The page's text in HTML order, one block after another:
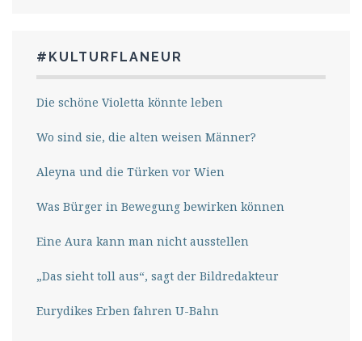
#KULTURFLANEUR
Die schöne Violetta könnte leben
Wo sind sie, die alten weisen Männer?
Aleyna und die Türken vor Wien
Was Bürger in Bewegung bewirken können
Eine Aura kann man nicht ausstellen
„Das sieht toll aus“, sagt der Bildredakteur
Eurydikes Erben fahren U-Bahn